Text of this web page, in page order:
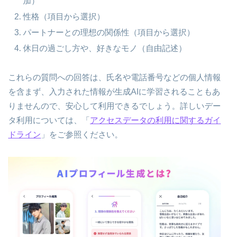
性格（項目から選択）
パートナーとの理想の関係性（項目から選択）
休日の過ごし方や、好きなモノ（自由記述）
これらの質問への回答は、氏名や電話番号などの個人情報
を含まず、入力された情報が生成AIに学習されることもあ
りませんので、安心して利用できるでしょう。詳しいデー
タ利用については、「 アクセスデータの利用に関するガイ
ドライン 」をご参照ください。